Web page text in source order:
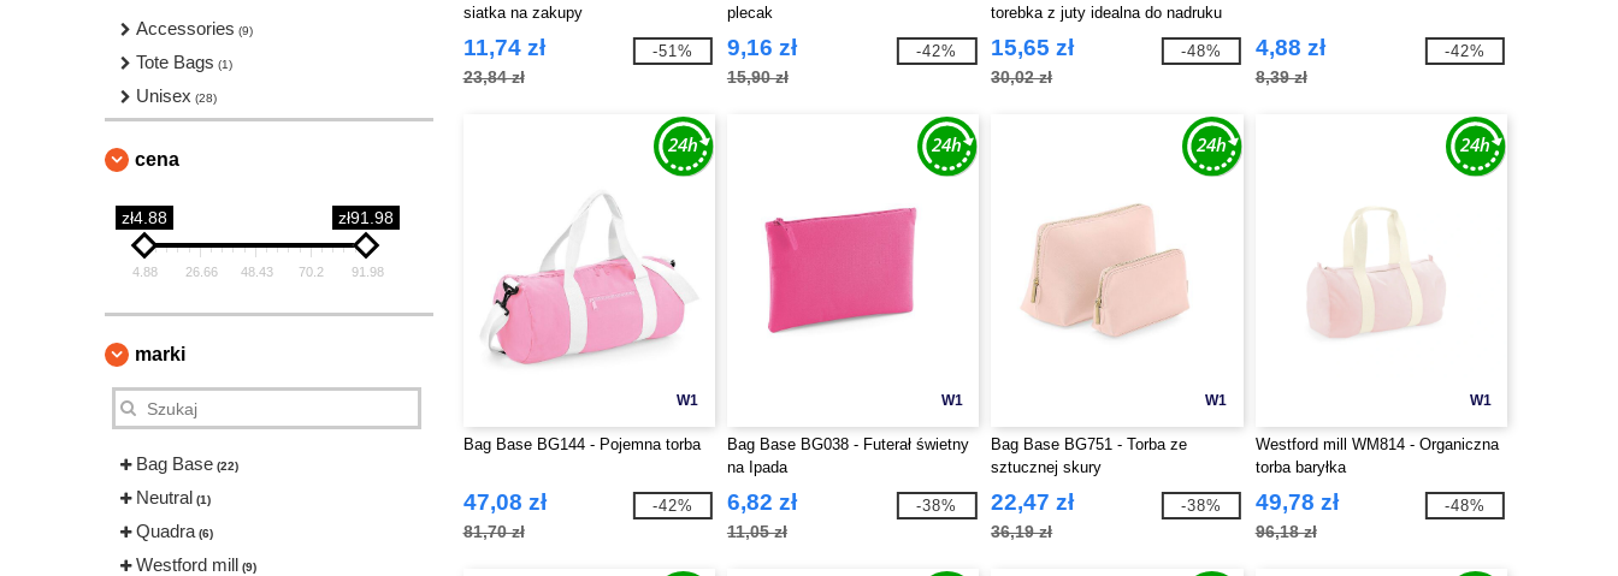
Accessories (9)
Tote Bags (1)
Unisex (28)
cena
zł4.88 zł91.98
4.88 26.66 48.43 70.2 91.98
marki
Bag Base (22)
Neutral (1)
Quadra (6)
Westford mill (9)
siatka na zakupy
11,74 zł
23,84 zł
-51%
plecak
9,16 zł
15,90 zł
-42%
torebka z juty idealna do nadruku
15,65 zł
30,02 zł
-48% 4,88 zł
8,39 zł
-42%
W1
Bag Base BG144 - Pojemna torba
47,08 zł
81,70 zł
-42%
W1
Bag Base BG038 - Futerał świetny
na Ipada
6,82 zł
11,05 zł
-38%
W1
Bag Base BG751 - Torba ze
sztucznej skury
22,47 zł
36,19 zł
-38%
W1
Westford mill WM814 - Organiczna
torba baryłka
49,78 zł
96,18 zł
-48%